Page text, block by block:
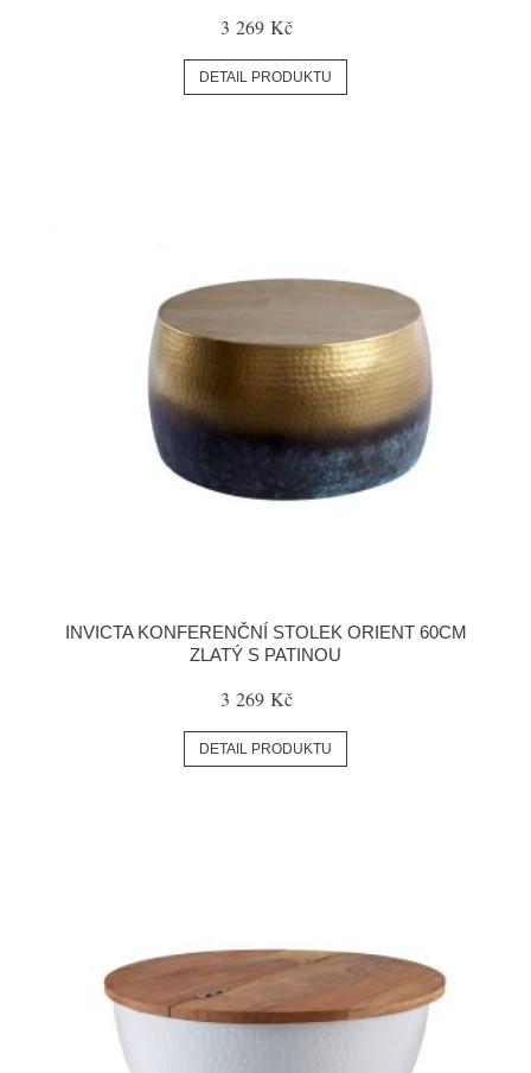
3 269 Kč
DETAIL PRODUKTU
INVICTA KONFERENČNÍ STOLEK ORIENT 60CM
ZLATÝ S PATINOU
3 269 Kč
DETAIL PRODUKTU